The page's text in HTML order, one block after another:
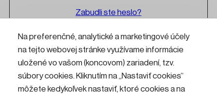
Na preferenčné, analytické a marketingové účely
na tejto webovej stránke využívame informácie
uložené vo vašom (koncovom) zariadení, tzv.
súbory cookies. Kliknutím na „Nastaviť cookies“
môžete kedykoľvek nastaviť, ktoré cookies a na
Zabudli ste heslo?
Přihlásit